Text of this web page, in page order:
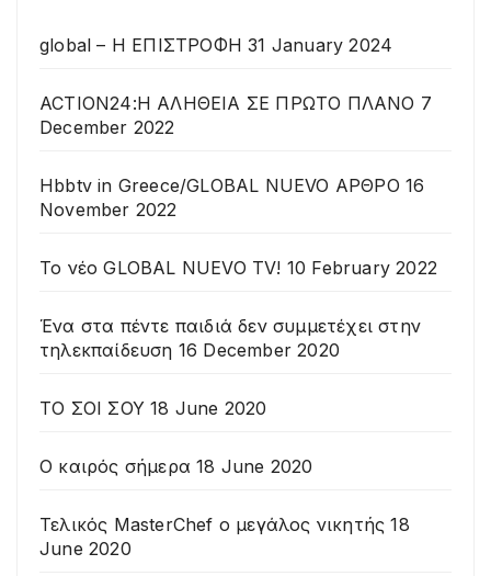
global – Η ΕΠΙΣΤΡΟΦΗ 31 January 2024
ACTION24:Η ΑΛΗΘΕΙΑ ΣΕ ΠΡΩΤΟ ΠΛΑΝΟ 7
December 2022
Hbbtv in Greece/GLOBAL NUEVO ΑΡΘΡΟ 16
November 2022
To νέο GLOBAL NUEVO TV! 10 February 2022
Ένα στα πέντε παιδιά δεν συμμετέχει στην
τηλεκπαίδευση 16 December 2020
ΤΟ ΣΟΙ ΣΟΥ 18 June 2020
Ο καιρός σήμερα 18 June 2020
Τελικός MasterChef o μεγάλος νικητής 18
June 2020